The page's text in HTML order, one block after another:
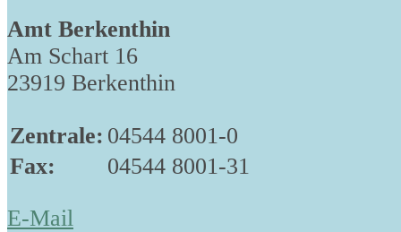
Amt Berkenthin
Am Schart 16
23919 Berkenthin
Zentrale: 04544 8001-0
Fax:
04544 8001-31
E-Mail